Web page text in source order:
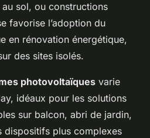
sol, ou constructions
favorise l’adoption du
en rénovation énergétique,
des sites isolés.
photovoltaïques varie
idéaux pour les solutions
sur balcon, abri de jardin,
dispositifs plus complexes